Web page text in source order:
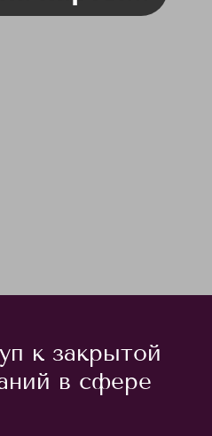
к закрытой
в сфере